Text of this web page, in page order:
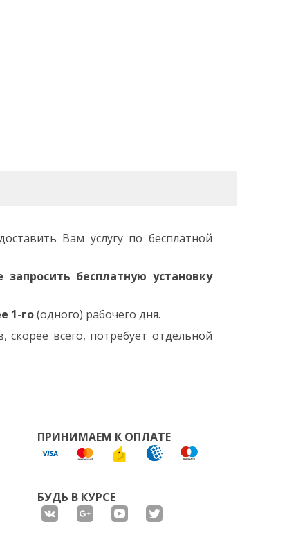
Вам услугу по бесплатной
запросить бесплатную установку
1-го(одного) рабочего дня.
всего, потребует отдельной
ПРИНИМАЕМ К ОПЛАТЕ
БУДЬ В КУРСЕ